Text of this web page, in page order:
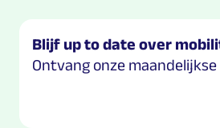
Blijf up to date over
Ontvang onze